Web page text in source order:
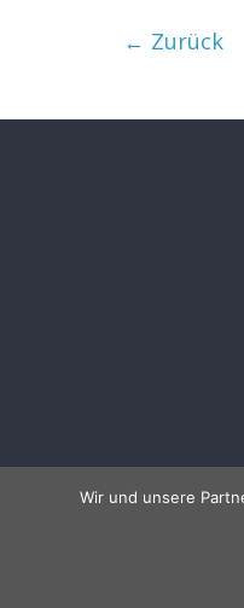
← Zurück
Wir und unsere